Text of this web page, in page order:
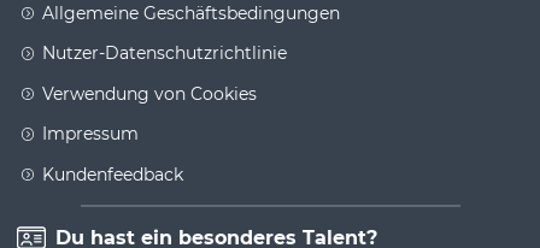
Allgemeine Geschäftsbedingungen
Nutzer-Datenschutzrichtlinie
Verwendung von Cookies
Impressum
Kundenfeedback
Du hast ein besonderes Talent?